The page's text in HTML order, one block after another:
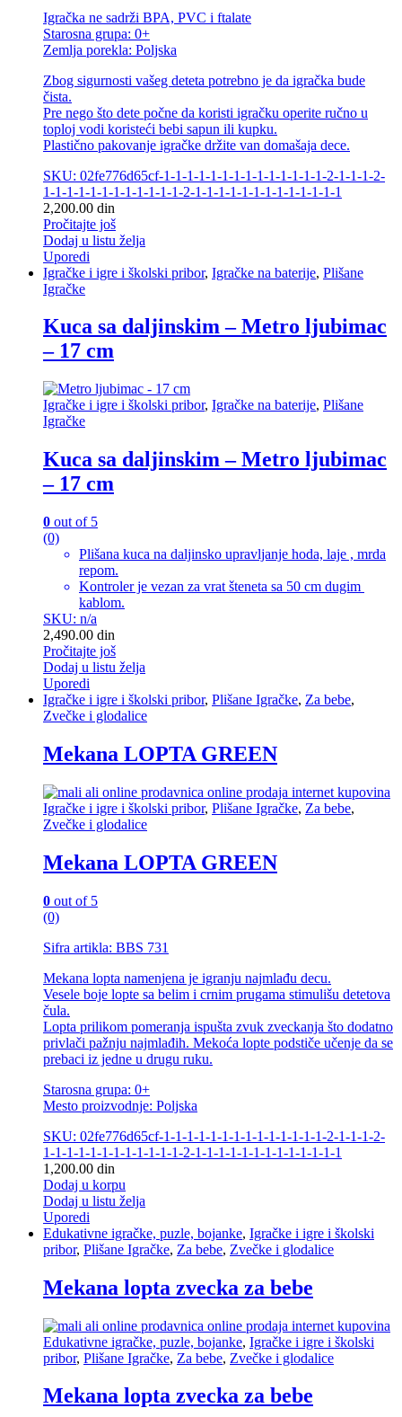
Igračka ne sadrži BPA, PVC i ftalate
Starosna grupa: 0+
Zemlja porekla: Poljska
Zbog sigurnosti vašeg deteta potrebno je da igračka bude
čista.
Pre nego što dete počne da koristi igračku operite ručno u
toploj vodi koristeći bebi sapun ili kupku.
Plastično pakovanje igračke držite van domašaja dece.
SKU: 02fe776d65cf-1-1-1-1-1-1-1-1-1-1-1-1-1-1-2-1-1-1-2-
1-1-1-1-1-1-1-1-1-1-1-1-2-1-1-1-1-1-1-1-1-1-1-1-1-1
2,200.00 din
Pročitajte još
Dodaj u listu želja
Uporedi
Igračke i igre i školski pribor, Igračke na baterije, Plišane
Igračke
Kuca sa daljinskim – Metro ljubimac
– 17 cm
Igračke i igre i školski pribor, Igračke na baterije, Plišane
Igračke
Kuca sa daljinskim – Metro ljubimac
– 17 cm
0 out of 5
(0)
Plišana kuca na daljinsko upravljanje hoda, laje , mrda
repom.
Kontroler je vezan za vrat šteneta sa 50 cm dugim
kablom.
SKU: n/a
2,490.00 din
Pročitajte još
Dodaj u listu želja
Uporedi
Igračke i igre i školski pribor, Plišane Igračke, Za bebe,
Zvečke i glodalice
Mekana LOPTA GREEN
Igračke i igre i školski pribor, Plišane Igračke, Za bebe,
Zvečke i glodalice
Mekana LOPTA GREEN
0 out of 5
(0)
Sifra artikla: BBS 731
Mekana lopta namenjena je igranju najmlađu decu.
Vesele boje lopte sa belim i crnim prugama stimulišu detetova
čula.
Lopta prilikom pomeranja ispušta zvuk zveckanja što dodatno
privlači pažnju najmlađih. Mekoća lopte podstiče učenje da se
prebaci iz jedne u drugu ruku.
Starosna grupa: 0+
Mesto proizvodnje: Poljska
SKU: 02fe776d65cf-1-1-1-1-1-1-1-1-1-1-1-1-1-1-2-1-1-1-2-
1-1-1-1-1-1-1-1-1-1-1-1-2-1-1-1-1-1-1-1-1-1-1-1-1-1
1,200.00 din
Dodaj u korpu
Dodaj u listu želja
Uporedi
Edukativne igračke, puzle, bojanke, Igračke i igre i školski
pribor, Plišane Igračke, Za bebe, Zvečke i glodalice
Mekana lopta zvecka za bebe
Edukativne igračke, puzle, bojanke, Igračke i igre i školski
pribor, Plišane Igračke, Za bebe, Zvečke i glodalice
Mekana lopta zvecka za bebe